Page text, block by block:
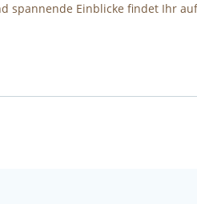
spannende Einblicke findet Ihr